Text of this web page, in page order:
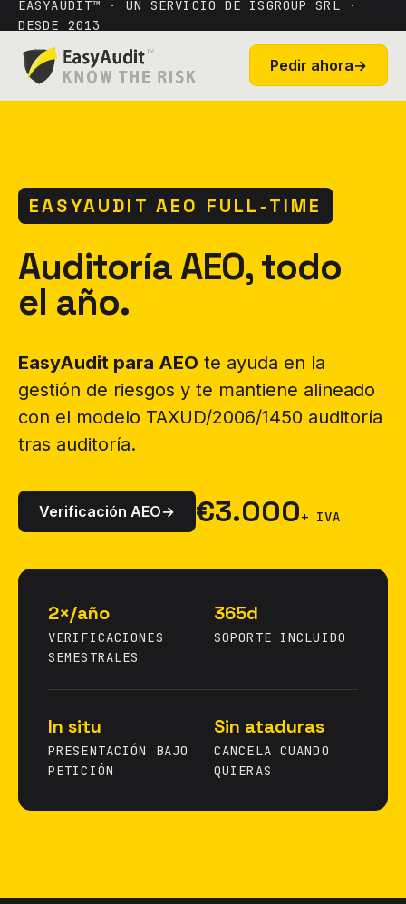
EASYAUDIT™ · UN SERVICIO DE ISGROUP SRL ·
DESDE 2013
Pedir ahora→
EASYAUDIT AEO FULL‑TIME
Auditoría AEO, todo
el año.
EasyAudit para AEO te ayuda en la
gestión de riesgos y te mantiene alineado
con el modelo TAXUD/2006/1450 auditoría
tras auditoría.
Verificación AEO→ €3.000+ IVA
2×/año
VERIFICACIONES
SEMESTRALES
365d
SOPORTE INCLUIDO
In situ
PRESENTACIÓN BAJO
PETICIÓN
Sin ataduras
CANCELA CUANDO
QUIERAS